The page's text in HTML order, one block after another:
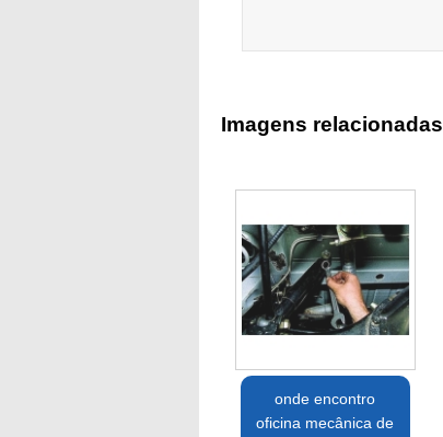
Imagens relacionadas
onde encontro
oficina mecânica de